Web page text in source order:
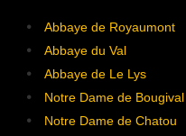
Abbaye de Royaumont
Abbaye du Val
Abbaye de Le Lys
Notre Dame de Bougival
Notre Dame de Chatou